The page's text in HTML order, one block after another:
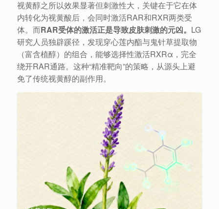
视黄醇之所以效果显著但刺激性大，关键在于它在体
内转化为视黄酸后，会同时激活RAR和RXR两类受
体。而RAR受体的激活正是导致皮肤刺激的元凶。 LG
研究人员独辟蹊径，发现穿心莲内酯与鬼针草提取物
（富含植醇）的组合，能够选择性激活RXRα，完全
绕开RAR通路。这种“精准靶向”的策略，从源头上避
免了传统视黄醇的副作用。